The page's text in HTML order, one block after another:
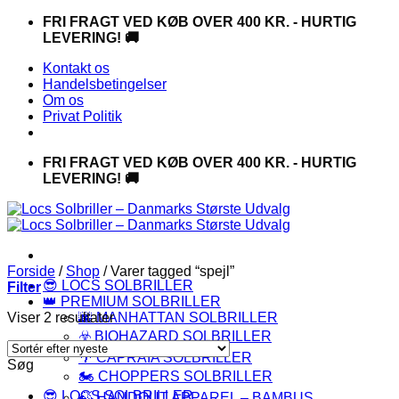
FortsætFRI FRAGT VED KØB OVER 400 KR. - HURTIG
LEVERING! 🚚
Kontakt os
Handelsbetingelser
Om os
Privat Politik
FRI FRAGT VED KØB OVER 400 KR. - HURTIG
LEVERING! 🚚
😎 LOCS SOLBRILLER
👑 PREMIUM SOLBRILLER
🌆 MANHATTAN SOLBRILLER
☣️ BIOHAZARD SOLBRILLER
🌴 CAPRAIA SOLBRILLER
🏍️ CHOPPERS SOLBRILLER
Forside / Shop /Varer tagged “spejl”
Filter
Viser 2 resultaterSorteret
efter
Søg
😎 LOCS SOLBRILLER